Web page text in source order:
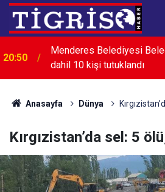
20:50
Menderes Belediyesi
dahil 10 kişi tutuklandı
CHP'li Alp: Biz bu sürece,
taçlandırma süreci diyoruz
Anasayfa Dünya
Kırgızistan’da sel: 5